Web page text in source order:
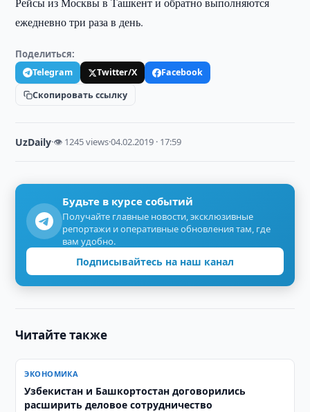
ежедневно три раза в день.
Поделиться:
Telegram Twitter/X
Facebook
Скопировать ссылку
UzDaily·👁 1245 views·04.02.2019 · 17:59
Будьте в курсе событий
Получайте главные новости, эксклюзивные
репортажи и оперативные обновления там, где
вам удобно.
Подписывайтесь на наш канал
Читайте также
ЭКОНОМИКА
Узбекистан и Башкортостан договорились
расширить деловое сотрудничество